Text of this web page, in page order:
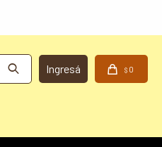
$ 0